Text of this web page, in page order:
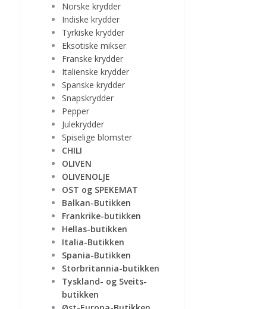
Norske krydder
Indiske krydder
Tyrkiske krydder
Eksotiske mikser
Franske krydder
Italienske krydder
Spanske krydder
Snapskrydder
Pepper
Julekrydder
Spiselige blomster
CHILI
OLIVEN
OLIVENOLJE
OST og SPEKEMAT
Balkan-Butikken
Frankrike-butikken
Hellas-butikken
Italia-Butikken
Spania-Butikken
Storbritannia-butikken
Tyskland- og Sveits-
butikken